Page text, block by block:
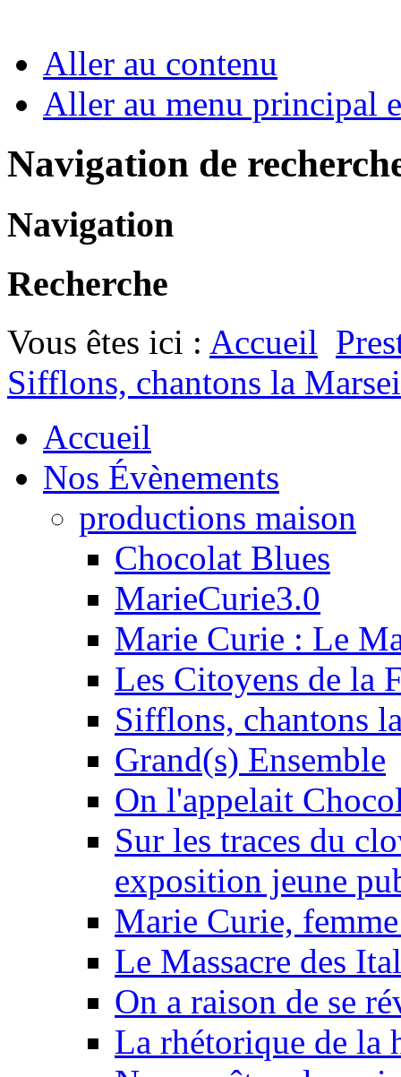
Aller au contenu
Aller au menu principal
Navigation de
Navigation
Recherche
Vous êtes ici : Accueil
Sifflons, chantons la
Accueil
Nos Évènements
productions maison
Chocolat Blues
MarieCurie3.0
Marie Curie : Le
Les Citoyens de la
Sifflons, chantons
Grand(s) Ensemble
On l'appelait
Sur les traces du
exposition jeune
Marie Curie,
Le Massacre des
On a raison de se
La rhétorique de la